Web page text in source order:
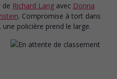
de Richard Lang avec Donna
. Compromise à tort dans
policière prend le large.